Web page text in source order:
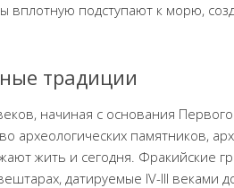
вплотную подступают к морю,
традиции
начиная с основания Первого
археологических памятников,
жить и сегодня. Фракийские
датируемые IV-III веками